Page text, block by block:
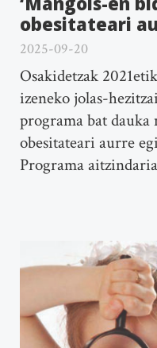
obesitateari
2025-09-20
Osakidetzak
izeneko jolas-
programa bat
obesitateari aurre
Programa